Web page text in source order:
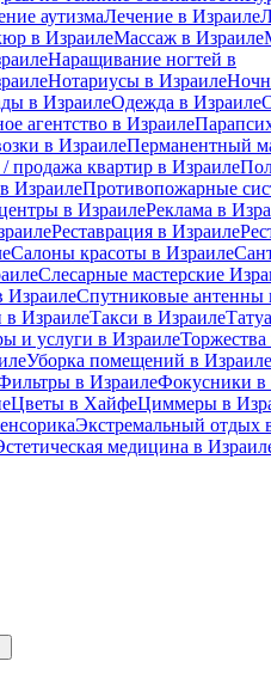
аутизмаЛечение в Израиле
в ИзраилеМассаж в Израиле
Наращивание ногтей в
Нотариусы в Израиле
в ИзраилеОдежда в Израиле
агентство в Израиле
в ИзраилеПерманентный
продажа квартир в Израиле
ИзраилеПротивопожарные
в ИзраилеРеклама в
Реставрация в Израиле
Салоны красоты в Израиле
Слесарные мастерские
ИзраилеСпутниковые антенны
ИзраилеТакси в Израиле
и услуги в Израиле
Уборка помещений в Израиле
в ИзраилеФокусники в
Цветы в ХайфеЦиммеры в
Экстремальный отдых
медицина в